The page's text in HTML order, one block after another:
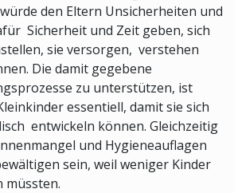
den Eltern Unsicherheiten und
Sicherheit und Zeit geben, sich
sie versorgen, verstehen
Die damit gegebene
zu unterstützen, ist
essentiell, damit sie sich
entwickeln können. Gleichzeitig
und Hygieneauflagen
sein, weil weniger Kinder
müssten.